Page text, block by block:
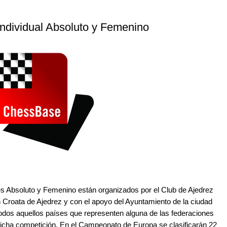
Absoluto y Femenino
Absoluto y Femenino están organizados por el Club de Ajedrez
de Ajedrez y con el apoyo del Ayuntamiento de la ciudad
aquellos países que representen alguna de las federaciones
competición. En el Campeonato de Europa se clasificarán 22